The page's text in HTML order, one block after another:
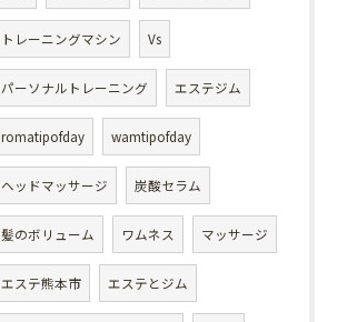
トレーニングマシン Vs
パーソナルトレーニング エステジム
romatipofday wamtipofday
ヘッドマッサージ 炭酸セラム
髪のボリューム ワムネス マッサージ
エステ熊本市 エステとジム